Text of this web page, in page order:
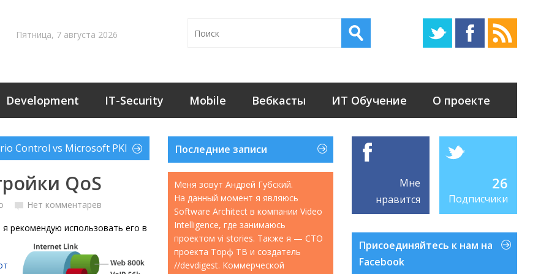
Пятница, 7 августа 2026
Development IT-Security Mobile Вебкасты ИТ Обучение О проекте
Control vs Microsoft PKI
QoS
Нет комментарев
рекомендую использовать его в
Последние записи
Меня зовут Андрей Губский.
На данный момент я являюсь
Software Architect в компании Video
Intelligence, где занимаюсь
проектом vi stories. Также я — CTO
проекта Торф ТВ и создатель
//devdigest. Коммерческой
Мне
нравится
26
Подписчики
Присоединяйтесь к нам на
Facebook